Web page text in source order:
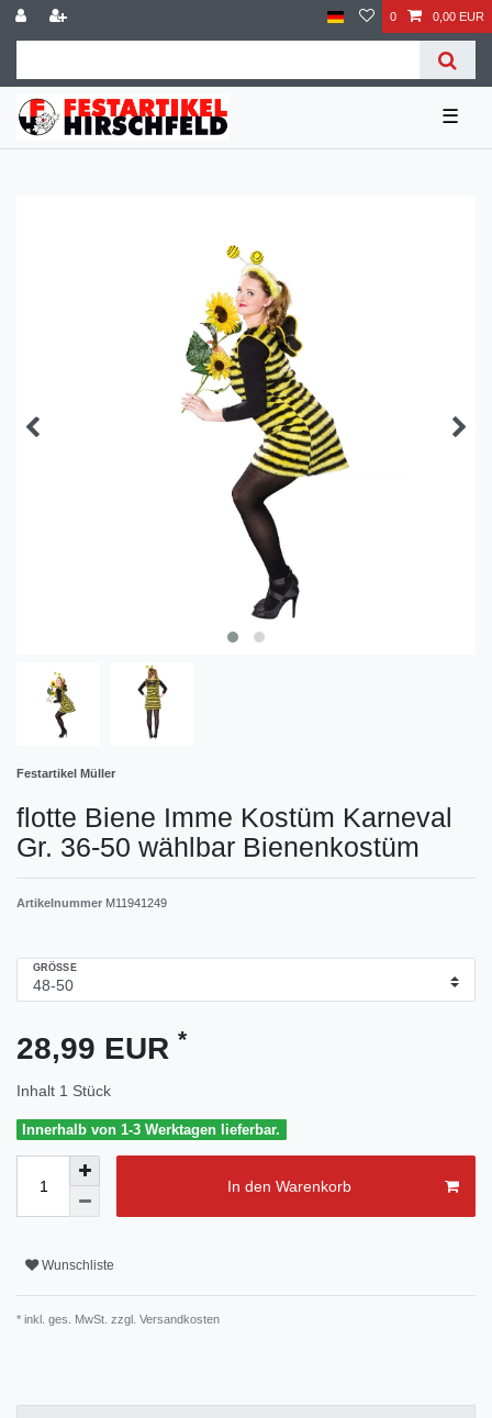
0 0,00 EUR
☰
Festartikel Müller
flotte Biene Imme Kostüm Karneval
Gr. 36-50 wählbar Bienenkostüm
Artikelnummer M11941249
GRÖSSE
28,99 EUR *
Inhalt 1 Stück
Innerhalb von 1-3 Werktagen lieferbar.
In den Warenkorb
Wunschliste
* inkl. ges. MwSt. zzgl. Versandkosten